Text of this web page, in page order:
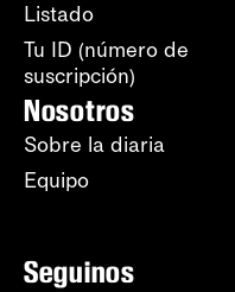
Listado
Tu ID (número de
suscripción)
Nosotros
Sobre la diaria
Equipo
Seguinos